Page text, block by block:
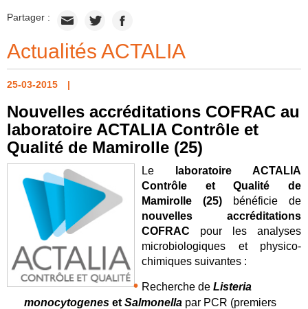
Partager :
Actualités ACTALIA
25-03-2015
Nouvelles accréditations COFRAC au
laboratoire ACTALIA Contrôle et
Qualité de Mamirolle (25)
Le
laboratoire ACTALIA
Contrôle et Qualité de
Mamirolle (25) bénéficie de
nouvelles accréditations
COFRAC pour les analyses
microbiologiques et physico-
chimiques suivantes :
Recherche de Listeria
monocytogenes et Salmonella par PCR (premiers